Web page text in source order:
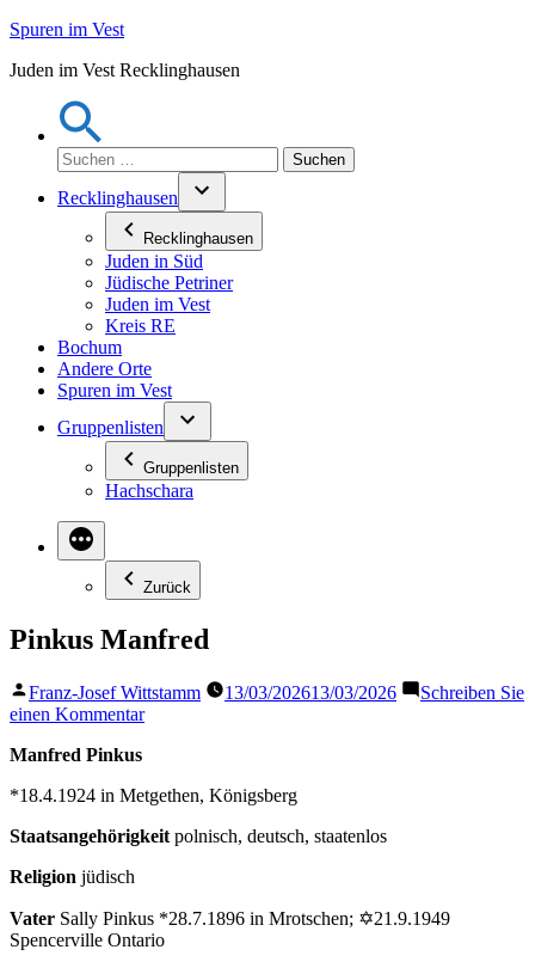
Zum
springen
Spuren im Vest
Juden im Vest Recklinghausen
Suchen
nach:
Recklinghausen
Recklinghausen
Juden in Süd
Jüdische Petriner
Juden im Vest
Kreis RE
Bochum
Andere Orte
Spuren im Vest
Gruppenlisten
Gruppenlisten
Hachschara
Zurück
Pinkus Manfred
Veröffentlicht
von
Franz-Josef Wittstamm 13/03/202613/03/2026
Schreiben Sie
einen Kommentarzu
Manfred Pinkus
*18.4.1924 in Metgethen, Königsberg
Staatsangehörigkeit polnisch, deutsch, staatenlos
Religion jüdisch
Vater Sally Pinkus *28.7.1896 in Mrotschen; ✡21.9.1949
Spencerville Ontario